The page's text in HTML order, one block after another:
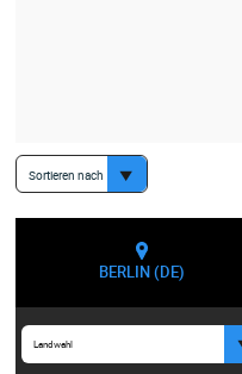
Sortieren nach
BERLIN (DE)
Landwahl